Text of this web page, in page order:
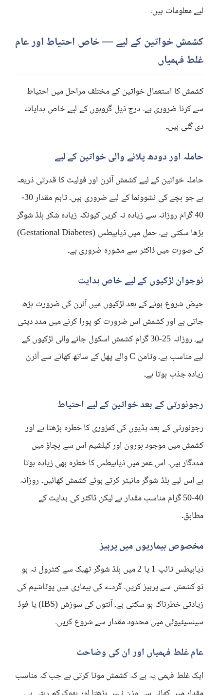
لیے معلومات ہیں۔
کشمش خواتین کے لیے — خاص احتیاط اور عام
غلط فہمیاں
کشمش کا استعمال خواتین کے مختلف مراحل میں احتیاط
سے کرنا ضروری ہے۔ درج ذیل گروہوں کے لیے خاص ہدایات
دی گئی ہیں۔
حاملہ اور دودھ پلانے والی خواتین کے لیے
حاملہ خواتین کے لیے کشمش آئرن اور فولیٹ کا قدرتی ذریعہ
ہے جو بچے کی نشوونما کے لیے ضروری ہیں۔ تاہم مقدار 30-
40 گرام روزانہ سے زیادہ نہ کریں کیونکہ زیادہ شکر بلڈ شوگر
بڑھا سکتی ہے۔ حمل میں ذیابیطس (Gestational Diabetes)
کی صورت میں ڈاکٹر سے مشورہ ضروری ہے۔
نوجوان لڑکیوں کے لیے خاص ہدایت
حیض شروع ہونے کے بعد لڑکیوں میں آئرن کی ضرورت بڑھ
جاتی ہے اور کشمش اس ضرورت کو پورا کرنے میں مدد دیتی
ہے۔ روزانہ 25-30 گرام کشمش اسکول جانے والی لڑکیوں کے
لیے مناسب ہے۔ وٹامن C والے پھل کے ساتھ کھانے سے آئرن
زیادہ جذب ہوتا ہے۔
رجونورتی کے بعد خواتین کے لیے احتیاط
رجونورتی کے بعد ہڈیوں کی کمزوری کا خطرہ بڑھتا ہے اور
کشمش میں موجود بورون اور کیلشیم اس سے بچاؤ میں
مددگار ہیں۔ اس عمر میں ذیابیطس کا خطرہ بھی زیادہ ہوتا
ہے اس لیے بلڈ شوگر مانیٹر کرتے ہوئے کشمش کھائیں۔ روزانہ
40-50 گرام مناسب مقدار ہے لیکن ڈاکٹر کی ہدایت کے
مطابق۔
مخصوص بیماریوں میں پرہیز
ذیابیطس ٹائپ 1 یا 2 میں بلڈ شوگر ٹھیک سے کنٹرول نہ ہو
تو کشمش سے پرہیز کریں۔ گردے کی بیماری میں پوٹاشیم کی
زیادتی خطرناک ہو سکتی ہے۔ آنتوں کی سوزش (IBS) یا فوڈ
سینسیٹیوٹی میں محدود مقدار سے شروع کریں۔
عام غلط فہمیاں اور ان کی وضاحت
ایک غلط فہمی یہ ہے کہ کشمش موٹا کرتی ہے جب کہ مناسب